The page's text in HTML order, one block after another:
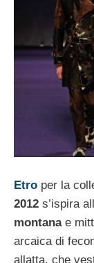
Etro per la
2012 s’ispira
montanae
arcaica di
allatta, che